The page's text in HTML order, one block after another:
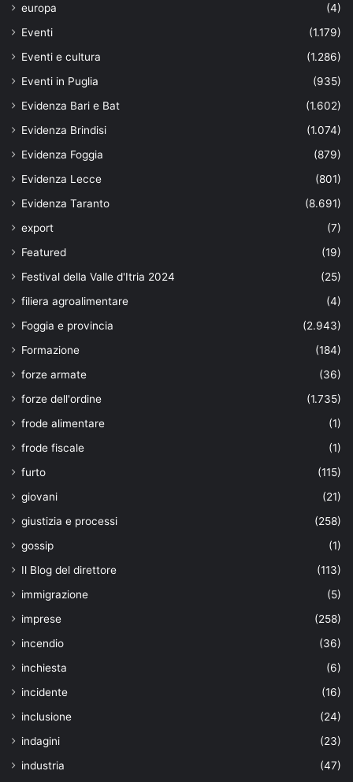
europa
(4)
Eventi
(1.179)
Eventi e cultura
(1.286)
Eventi in Puglia
(935)
Evidenza Bari e Bat
(1.602)
Evidenza Brindisi
(1.074)
Evidenza Foggia
(879)
Evidenza Lecce
(801)
Evidenza Taranto
(8.691)
export
(7)
Featured
(19)
Festival della Valle d'Itria 2024
(25)
filiera agroalimentare
(4)
Foggia e provincia
(2.943)
Formazione
(184)
forze armate
(36)
forze dell'ordine
(1.735)
frode alimentare
(1)
frode fiscale
(1)
furto
(115)
giovani
(21)
giustizia e processi
(258)
gossip
(1)
Il Blog del direttore
(113)
immigrazione
(5)
imprese
(258)
incendio
(36)
inchiesta
(6)
incidente
(16)
inclusione
(24)
indagini
(23)
industria
(47)